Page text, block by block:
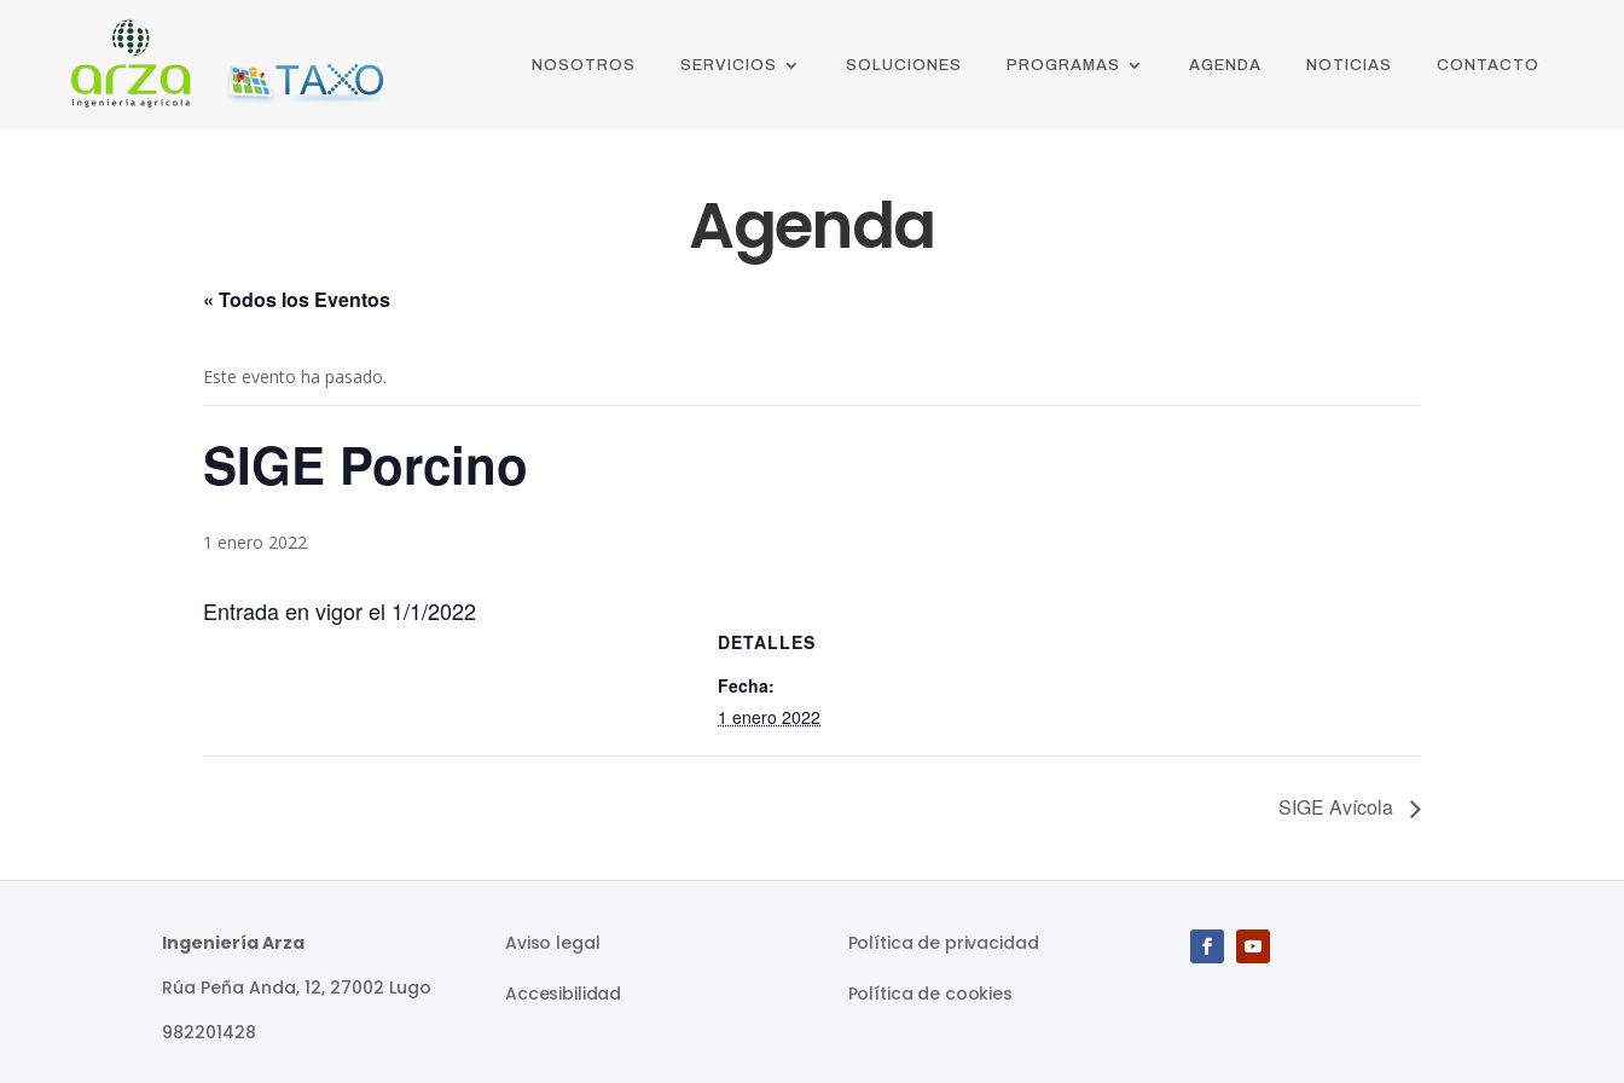
NOSOTROS SERVICIOS SOLUCIONES PROGRAMAS AGENDA NOTICIAS CONTACTO
Agenda
« Todos los Eventos
Este evento ha pasado.
SIGE Porcino
1 enero 2022
Entrada en vigor el 1/1/2022
DETALLES
Fecha:
1 enero 2022
SIGE Avícola
Ingeniería Arza
Rúa Peña Anda, 12, 27002 Lugo
982201428
Aviso legal
Accesibilidad
Política de privacidad
Política de cookies